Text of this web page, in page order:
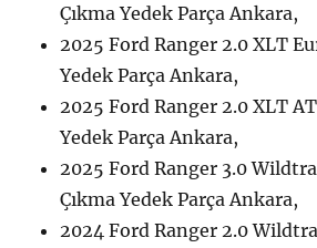
Çıkma Yedek Parça Ankara,
2025 Ford Ranger 2.0 XLT
Yedek Parça Ankara,
2025 Ford Ranger 2.0 XLT
Yedek Parça Ankara,
2025 Ford Ranger 3.0
Çıkma Yedek Parça Ankara,
2024 Ford Ranger 2.0